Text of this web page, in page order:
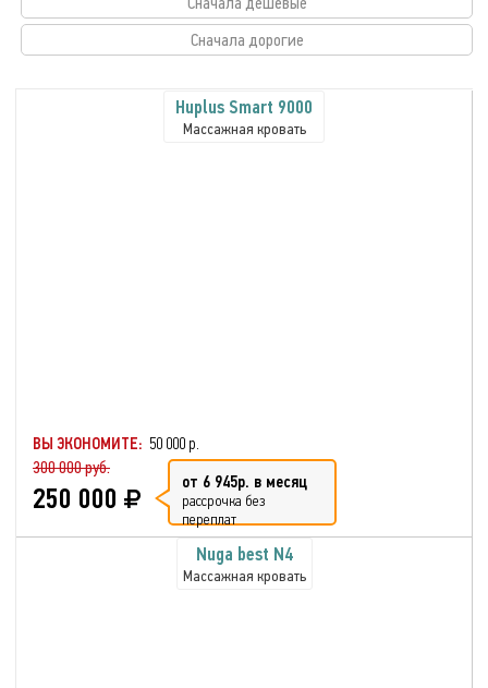
Сначала дорогие
Huplus Smart 9000
Массажная кровать
ВЫ ЭКОНОМИТЕ: 50 000 р.
300 000 руб.
250 000 от 6 945р. в месяц
рассрочка без
переплат
Nuga best N4
Массажная кровать